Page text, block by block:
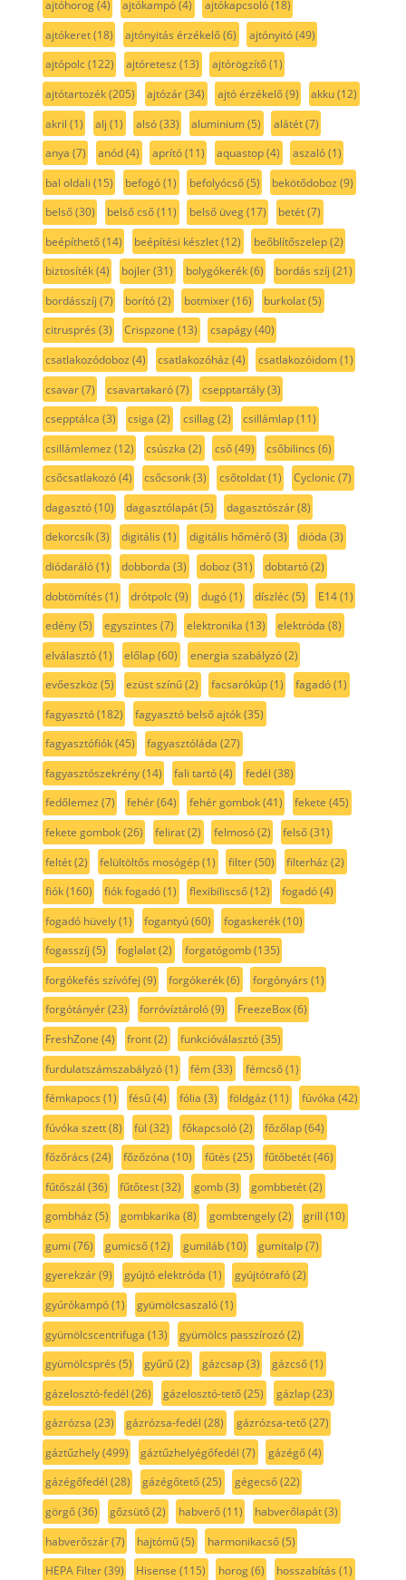
ajtóhorog(4) ajtókampó(4) ajtókapcsoló(18)
ajtókeret(18) ajtónyitás érzékelő(6) ajtónyitó(49)
ajtópolc(122) ajtóretesz (13) ajtórögzítő(1)
ajtótartozék(205) ajtózár(34) ajtó érzékelő(9) akku(12)
akril (1) alj (1) alsó(33) aluminium(5) alátét(7)
anya (7) anód(4) aprító(11) aquastop(4) aszaló(1)
bal oldali (15) befogó(1) befolyócső(5) bekötődoboz (9)
belső(30) belső cső(11) belső üveg(17) betét(7)
beépíthető(14) beépítési készlet(12) beőblítőszelep(2)
biztosíték(4) bojler(31) bolygókerék(6) bordás szíj (21)
bordásszíj (7) borító(2) botmixer(16) burkolat(5)
citrusprés (3) Crispzone (13) csapágy(40)
csatlakozódoboz (4) csatlakozóház (4) csatlakozóidom(1)
csavar(7) csavartakaró(7) csepptartály(3)
csepptálca (3) csiga (2) csillag(2) csillámlap(11)
csillámlemez (12) csúszka (2) cső(49) csőbilincs (6)
csőcsatlakozó(4) csőcsonk(3) csőtoldat(1) Cyclonic(7)
dagasztó(10) dagasztólapát(5) dagasztószár(8)
dekorcsík(3) digitális (1) digitális hőmérő(3) dióda (3)
diódaráló(1) dobborda (3) doboz (31) dobtartó(2)
dobtömítés (1) drótpolc(9) dugó(1) díszléc(5) E14(1)
edény(5) egyszintes (7) elektronika (13) elektróda (8)
elválasztó(1) előlap(60) energia szabályzó(2)
evőeszköz (5) ezüst színű(2) facsarókúp(1) fagadó(1)
fagyasztó(182) fagyasztó belső ajtók(35)
fagyasztófiók(45) fagyasztóláda (27)
fagyasztószekrény(14) fali tartó(4) fedél (38)
fedőlemez (7) fehér(64) fehér gombok(41) fekete (45)
fekete gombok(26) felirat(2) felmosó(2) felső(31)
feltét(2) felültöltős mosógép(1) filter(50) filterház (2)
fiók(160) fiók fogadó(1) flexibiliscső(12) fogadó(4)
fogadó hüvely(1) fogantyú(60) fogaskerék(10)
fogasszíj (5) foglalat(2) forgatógomb(135)
forgókefés szívófej (9) forgókerék(6) forgónyárs (1)
forgótányér(23) forróvíztároló(9) FreezeBox(6)
FreshZone (4) front(2) funkcióválasztó(35)
furdulatszámszabályzó(1) fém(33) fémcső(1)
fémkapocs (1) fésű(4) fólia (3) földgáz (11) fúvóka (42)
fúvóka szett(8) fül (32) főkapcsoló(2) főzőlap(64)
főzőrács (24) főzőzóna (10) fűtés (25) fűtőbetét(46)
fűtőszál (36) fűtőtest(32) gomb(3) gombbetét(2)
gombház (5) gombkarika (8) gombtengely(2) grill (10)
gumi (76) gumicső(12) gumiláb(10) gumitalp(7)
gyerekzár(9) gyújtó elektróda (1) gyújtótrafó(2)
gyúrókampó(1) gyümölcsaszaló(1)
gyümölcscentrifuga (13) gyümölcs passzírozó(2)
gyümölcsprés (5) gyűrű(2) gázcsap(3) gázcső(1)
gázelosztó-fedél (26) gázelosztó-tető(25) gázlap(23)
gázrózsa (23) gázrózsa-fedél (28) gázrózsa-tető(27)
gáztűzhely(499) gáztűzhelyégőfedél (7) gázégő(4)
gázégőfedél (28) gázégőtető(25) gégecső(22)
görgő(36) gőzsütő(2) habverő(11) habverőlapát(3)
habverőszár(7) hajtómű(5) harmonikacső(5)
HEPA Filter(39) Hisense (115) horog(6) hosszabítás (1)